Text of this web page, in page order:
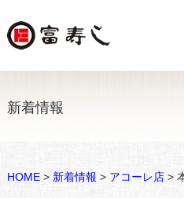
新着情報
HOME> 新着情報 > アコーレ店>